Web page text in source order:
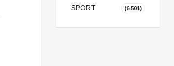
SPORT (6.501)